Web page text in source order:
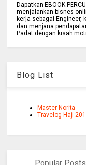
Dapatkan EBOOK
menjalankan bisnes
kerja sebagai Engineer,
dan menjana
Padat dengan kisah
Blog List
Master Norita
Travelog Haji